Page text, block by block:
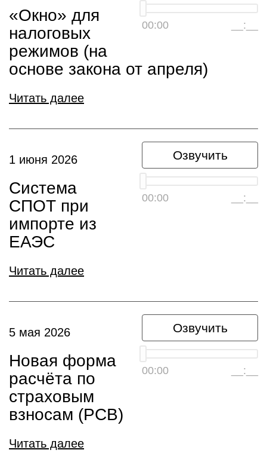
00:00 __:__
«Окно» для
налоговых
режимов (на
основе закона от апреля)
Читать далее
Озвучить
00:00 __:__
1 июня 2026
Система
СПОТ при
импорте из
ЕАЭС
Читать далее
Озвучить
00:00 __:__
5 мая 2026
Новая форма
расчёта по
страховым
взносам (РСВ)
Читать далее